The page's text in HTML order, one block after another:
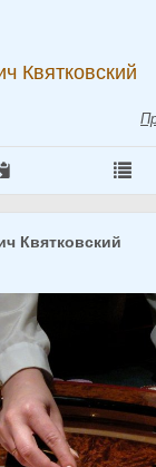
Квятковский
Квятковский